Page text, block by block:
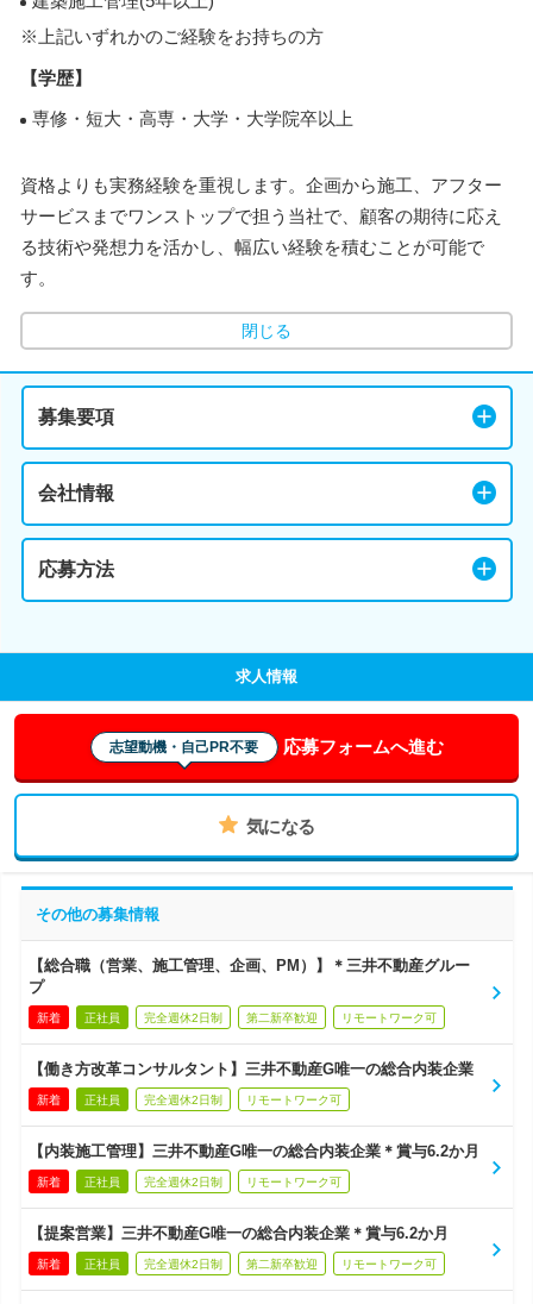
※上記いずれかのご経験をお持ちの方
【学歴】
専修・短大・高専・大学・大学院卒以上
資格よりも実務経験を重視します。企画から施工、アフター
サービスまでワンストップで担う当社で、顧客の期待に応え
る技術や発想力を活かし、幅広い経験を積むことが可能で
す。
閉じる
募集要項
会社情報
応募方法
求人情報
志望動機・自己PR不要 応募フォームへ進む
気になる
その他の募集情報
【総合職（営業、施工管理、企画、PM）】＊三井不動産グルー
プ
新着 正社員 完全週休2日制 第二新卒歓迎 リモートワーク可
【働き方改革コンサルタント】三井不動産G唯一の総合内装企業
新着 正社員 完全週休2日制 リモートワーク可
【内装施工管理】三井不動産G唯一の総合内装企業＊賞与6.2か月
新着 正社員 完全週休2日制 リモートワーク可
【提案営業】三井不動産G唯一の総合内装企業＊賞与6.2か月
新着 正社員 完全週休2日制 第二新卒歓迎 リモートワーク可